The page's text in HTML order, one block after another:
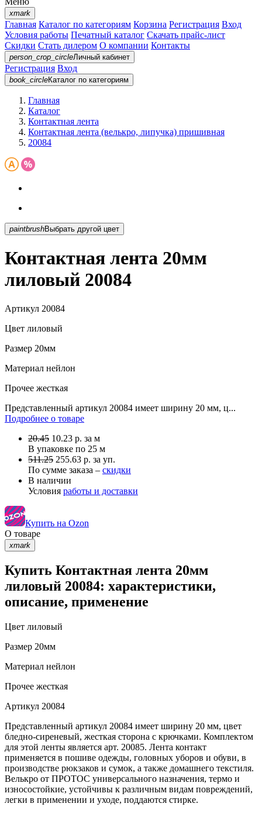
xmark
Главная Каталог по категориям Корзина Регистрация Вход
Условия работы Печатный каталог Скачать прайс-лист
Скидки Стать дилером О компании Контакты
person_crop_circleЛичный кабинет
Регистрация Вход
book_circleКаталог по категориям
Главная
Каталог
Контактная лента
Контактная лента (велькро, липучка) пришивная
20084
paintbrush Выбрать другой цвет
Контактная лента 20мм
лиловый 20084
Артикул 20084
Цвет лиловый
Размер 20мм
Материал нейлон
Прочее жесткая
Представленный артикул 20084 имеет ширину 20 мм, ц...
Подробнее о товаре
20.45 10.23 р. за м
В упаковке по 25 м
511.25 255.63 р. за уп.
По сумме заказа – скидки
В наличии
Условия работы и доставки
Купить на Ozon
О товаре
xmark
Купить Контактная лента 20мм
лиловый 20084: характеристики,
описание, применение
Цвет лиловый
Размер 20мм
Материал нейлон
Прочее жесткая
Артикул 20084
Представленный артикул 20084 имеет ширину 20 мм, цвет
бледно-сиреневый, жесткая сторона с крючками. Комплектом
для этой ленты является арт. 20085. Лента контакт
применяется в пошиве одежды, головных уборов и обуви, в
производстве рюкзаков и сумок, а также домашнего текстиля.
Велькро от ПРОТОС универсального назначения, термо и
износостойкие, устойчивы к различным видам повреждений,
легки в применении и уходе, поддаются стирке.